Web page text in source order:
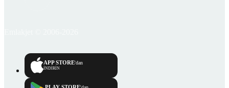
APP STORE'dan
İNDİRİN